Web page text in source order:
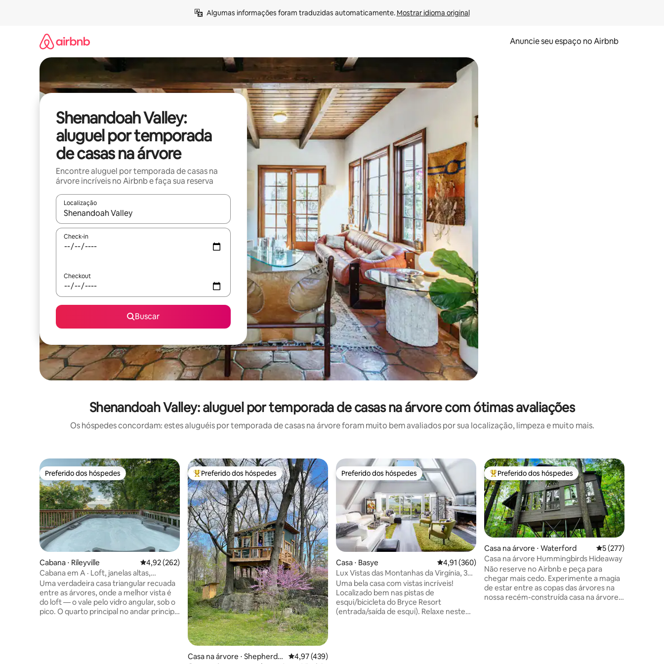
Algumas informações foram traduzidas automaticamente. Mostrar idioma original
Anuncie seu espaço no Airbnb
Shenandoah Valley:
aluguel por temporada
de casas na árvore
Encontre aluguel por temporada de casas na
árvore incríveis no Airbnb e faça sua reserva
Localização
Quando os resultados estiverem disponíveis, explore-os usando as seta para cima e para baixo do teclado ou tocando e deslizando o dedo na tela.
Check-in
Checkout
Buscar
Shenandoah Valley: aluguel por temporada de casas na árvore com ótimas avaliações
Os hóspedes concordam: estes aluguéis por temporada de casas na árvore foram muito bem avaliados por sua localização, limpeza e muito mais.
Preferido dos hóspedes
Preferido dos hóspedes
Cabana ⋅ Rileyville 4,92 de uma avaliação média de 5, 262 avaliações
4,92 (262)
Cabana em A · Loft, janelas altas,
banheira de hidromassagem
Uma verdadeira casa triangular recuada
entre as árvores, onde a melhor vista é
do loft — o vale pelo vidro angular, sob o
pico. O quarto principal no andar principal
Entre os melhores preferidos dos hóspedes
Preferido dos hóspedes
Casa na árvore ⋅ Shepherdst
4,97 de uma avaliação média de 5, 439 avaliações
4,97 (439)
Preferido dos hóspedes
Preferido dos hóspedes
Casa ⋅ Basye 4,91 de uma avaliação média de 5, 360 avaliações
4,91 (360)
Lux Vistas das Montanhas da Virgínia, 3
King, 2 Twin
Uma bela casa com vistas incríveis!
Localizado bem nas pistas de
esqui/bicicleta do Bryce Resort
(entrada/saída de esqui). Relaxe neste
Entre os melhores preferidos dos hóspedes
Preferido dos hóspedes
Casa na árvore ⋅ Waterford 5 de uma avaliação
5 (277)
Casa na árvore Hummingbirds Hideaway
Não reserve no Airbnb e peça para
chegar mais cedo. Experimente a magia
de estar entre as copas das árvores na
nossa recém-construída casa na árvore.